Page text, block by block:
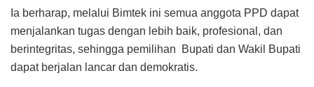
Ia berharap, melalui Bimtek ini semua anggota PPD dapat
menjalankan tugas dengan lebih baik, profesional, dan
berintegritas, sehingga pemilihan Bupati dan Wakil Bupati
dapat berjalan lancar dan demokratis.